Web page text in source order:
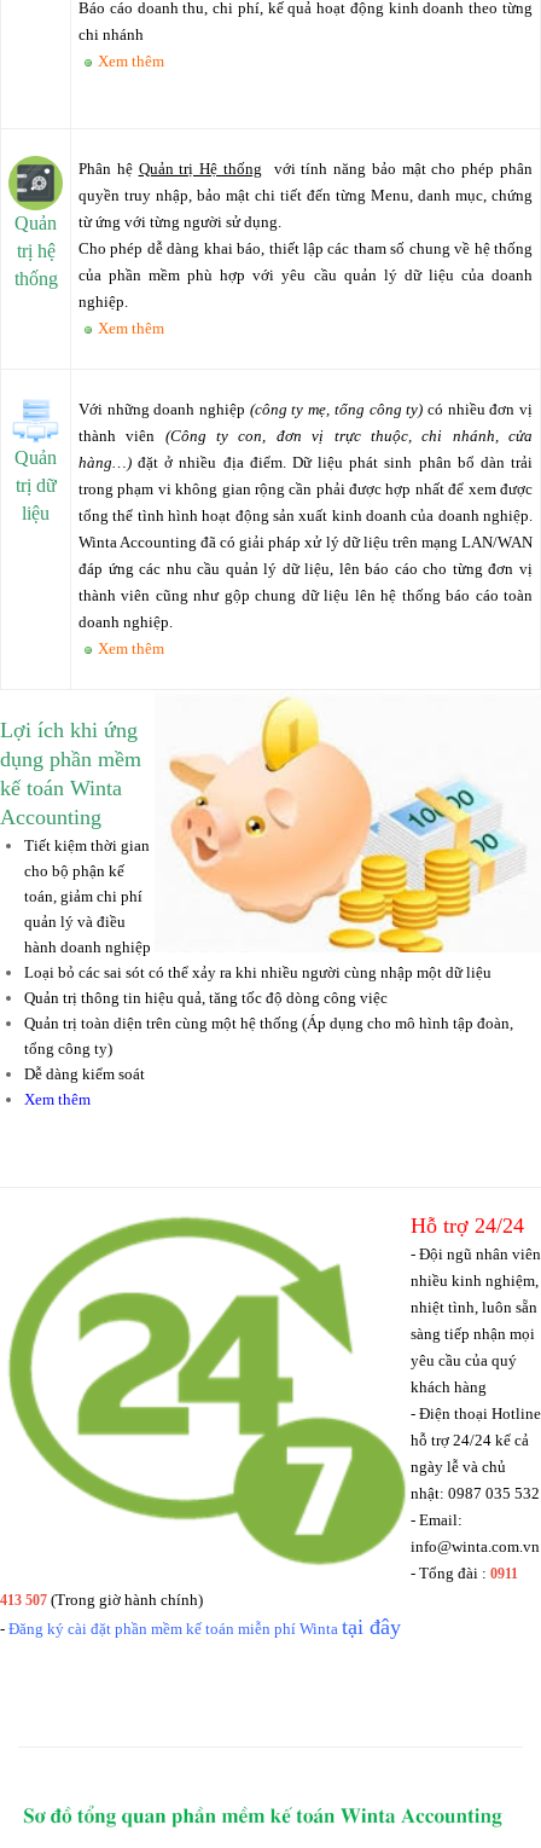
Báo cáo doanh thu, chi phí, kế quả hoạt động kinh doanh theo từng
chi nhánh
Xem thêm
Quản
trị hệ
thống
Phân hệ Quản trị Hệ thống với tính năng bảo mật cho phép phân
quyền truy nhập, bảo mật chi tiết đến từng Menu, danh mục, chứng
từ ứng với từng người sử dụng.
Cho phép dễ dàng khai báo, thiết lập các tham số chung về hệ thống
của phần mềm phù hợp với yêu cầu quản lý dữ liệu của doanh
nghiệp.
Xem thêm
Quản
trị dữ
liệu
Với những doanh nghiệp (công ty mẹ, tổng công ty) có nhiều đơn vị
thành viên (Công ty con, đơn vị trực thuộc, chi nhánh, cửa
hàng…) đặt ở nhiều địa điểm. Dữ liệu phát sinh phân bổ dàn trải
trong phạm vi không gian rộng cần phải được hợp nhất để xem được
tổng thể tình hình hoạt động sản xuất kinh doanh của doanh nghiệp.
Winta Accounting đã có giải pháp xử lý dữ liệu trên mạng LAN/WAN
đáp ứng các nhu cầu quản lý dữ liệu, lên báo cáo cho từng đơn vị
thành viên cũng như gộp chung dữ liệu lên hệ thống báo cáo toàn
doanh nghiệp.
Xem thêm
Lợi ích khi ứng
dụng phần mềm
kế toán Winta
Accounting
Tiết kiệm thời gian
cho bộ phận kế
toán, giảm chi phí
quản lý và điều
hành doanh nghiệp
Loại bỏ các sai sót có thể xảy ra khi nhiều người cùng nhập một dữ liệu
Quản trị thông tin hiệu quả, tăng tốc độ dòng công việc
Quản trị toàn diện trên cùng một hệ thống (Áp dụng cho mô hình tập đoàn,
tổng công ty)
Dễ dàng kiểm soát
Xem thêm
Hỗ trợ 24/24
- Đội ngũ nhân viên
nhiều kinh nghiệm,
nhiệt tình, luôn sẵn
sàng tiếp nhận mọi
yêu cầu của quý
khách hàng
- Điện thoại Hotline
hỗ trợ 24/24 kể cả
ngày lễ và chủ
nhật: 0987 035 532
- Email:
info@winta.com.vn
- Tổng đài : 0911
413 507 (Trong giờ hành chính)
- Đăng ký cài đặt phần mềm kế toán miễn phí Winta tại đây